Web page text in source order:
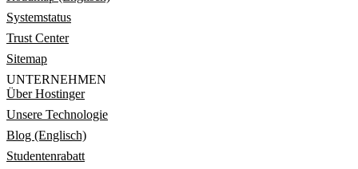
Systemstatus
Trust Center
Sitemap
UNTERNEHMEN
Über Hostinger
Unsere Technologie
Blog (Englisch)
Studentenrabatt